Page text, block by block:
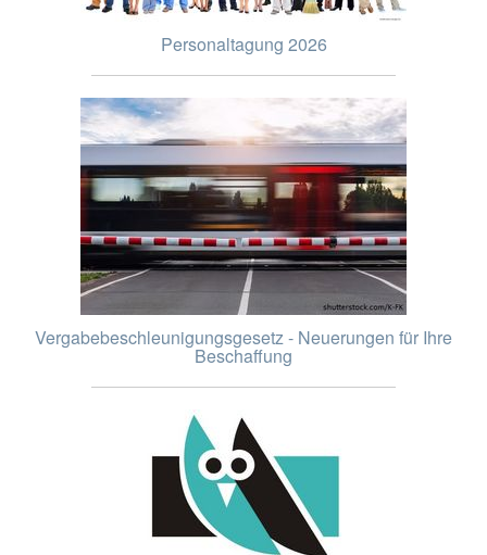
Personaltagung 2026
Vergabebeschleunigungsgesetz - Neuerungen für Ihre
Beschaffung